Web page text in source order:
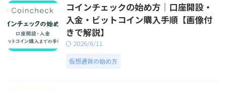
コインチェックの始め方｜口座開設・
入金・ビットコイン購入手順【画像付
きで解説】
2026/6/11
仮想通貨の始め方